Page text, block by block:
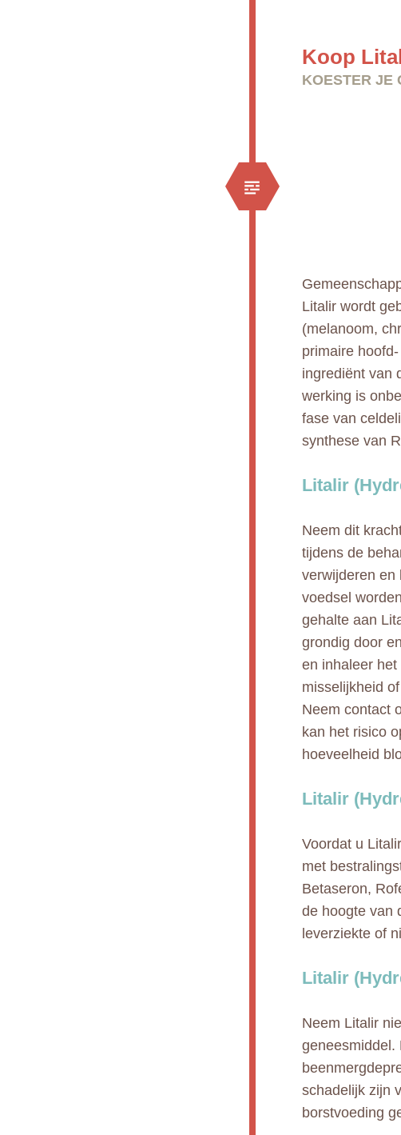
Koop
KOESTER JE
Litalir wordt
(melanoom,
primaire
ingrediënt van
werking is
fase van
synthese van
Litalir
Neem dit
tijdens de
verwijderen en
voedsel
gehalte aan
grondig door
en inhaleer
misselijkheid
Neem contact
kan het risico
hoeveelheid
Litalir
Voordat u
met
Betaseron,
de hoogte van
leverziekte of
Litalir
Neem Litalir
geneesmiddel.
schadelijk zijn
borstvoeding